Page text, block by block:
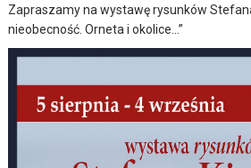
Zapraszamy na wystawę rysunków
nieobecność. Orneta i okolice…”